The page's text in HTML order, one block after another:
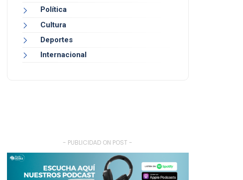
Política
Cultura
Deportes
Internacional
- PUBLICIDAD ON POST -